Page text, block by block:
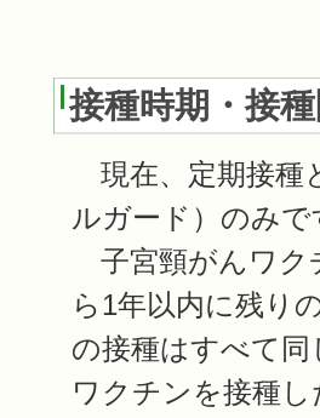
接種時期・接
現在、定期接種
ルガード）のみで
子宮頸がんワク
ら1年以内に残り
の接種はすべて
ワクチンを接種